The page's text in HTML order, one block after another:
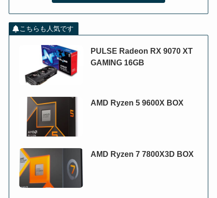
こちらも人気です
PULSE Radeon RX 9070 XT
GAMING 16GB
AMD Ryzen 5 9600X BOX
AMD Ryzen 7 7800X3D BOX